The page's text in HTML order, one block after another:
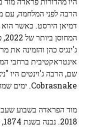
הרבה לפני המלחמה,
דמיאן הירסט. כאשר
אינטראקטיבית ברחבי
Cobrasnake. ימים שמחים.